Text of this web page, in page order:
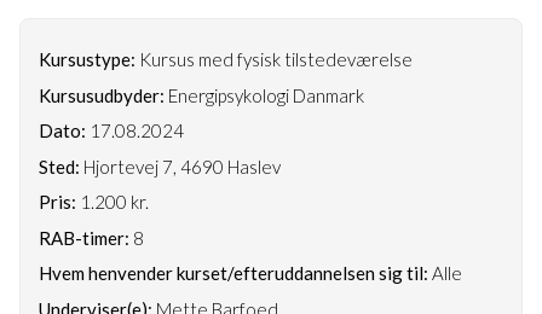
Kursustype: Kursus med fysisk tilstedeværelse
Kursusudbyder: Energipsykologi Danmark
Dato: 17.08.2024
Sted: Hjortevej 7, 4690 Haslev
Pris: 1.200 kr.
RAB-timer: 8
Hvem henvender kurset/efteruddannelsen sig til: Alle
Underviser(e): Mette Barfoed